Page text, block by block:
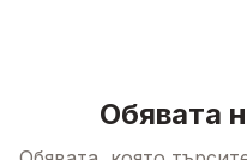
Обявата